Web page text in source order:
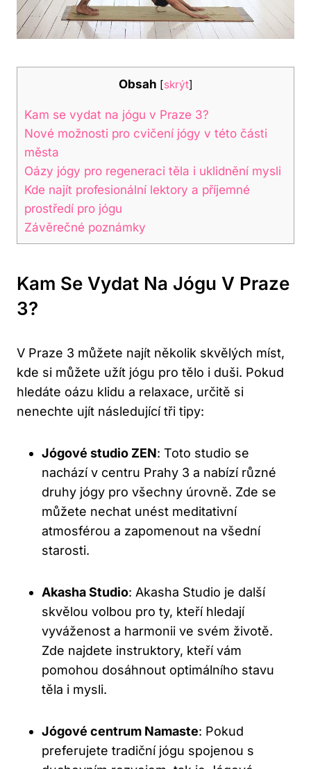
Obsah [skrýt]
Kam se vydat na jógu v Praze 3?
Nové možnosti pro cvičení jógy v této části
města
Oázy jógy pro regeneraci těla i uklidnění mysli
Kde najít profesionální lektory a příjemné
prostředí pro jógu
Závěrečné poznámky
Kam Se Vydat Na Jógu V Praze
3?
V Praze 3 můžete najít několik skvělých míst,
kde si můžete užít jógu pro tělo i duši. Pokud
hledáte oázu klidu a relaxace, určitě si
nenechte ujít následující tři tipy:
Jógové studio ZEN: Toto studio se
nachází v centru Prahy 3 a nabízí různé
druhy jógy pro všechny úrovně. Zde se
můžete nechat unést meditativní
atmosférou a zapomenout na všední
starosti.
Akasha Studio: Akasha Studio je další
skvělou volbou pro ty, kteří hledají
vyváženost a harmonii ve svém životě.
Zde najdete instruktory, kteří vám
pomohou dosáhnout optimálního stavu
těla i mysli.
Jógové centrum Namaste: Pokud
preferujete tradiční jógu spojenou s